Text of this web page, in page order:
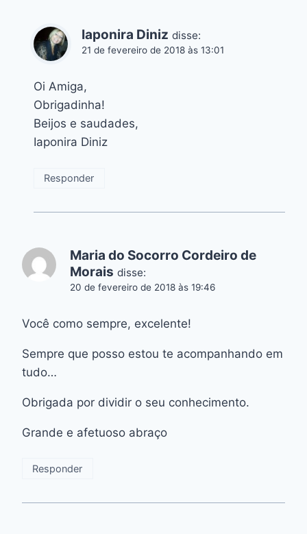
Iaponira Diniz disse:
21 de fevereiro de 2018 às 13:01
Oi Amiga,
Obrigadinha!
Beijos e saudades,
Iaponira Diniz
Responder
Maria do Socorro Cordeiro de
Morais disse:
20 de fevereiro de 2018 às 19:46
Você como sempre, excelente!
Sempre que posso estou te acompanhando em
tudo…
Obrigada por dividir o seu conhecimento.
Grande e afetuoso abraço
Responder